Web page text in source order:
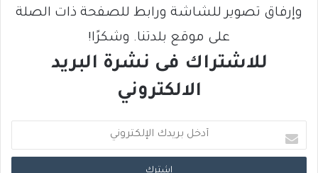
وإرفاق تصوير للشاشة ورابط للصفحة ذات الصلة
على موقع بلدتنا. وشكرًا!
للاشتراك فى نشرة البريد
الالكتروني
د